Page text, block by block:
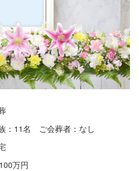
：11名 ご会葬者：なし
万円